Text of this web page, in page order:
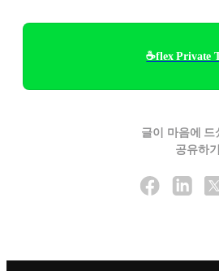
☕flex Private
글이 마음에 드
공유하기